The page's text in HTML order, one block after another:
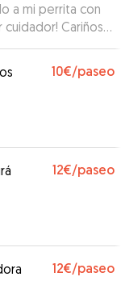
a mi perrita con
Cariñosa,
Repetiremos con
10€/paseo
12€/paseo
12€/paseo